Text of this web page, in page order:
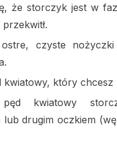
że storczyk jest w
ostre, czyste
kwiatowy, który chcesz
pęd kwiatowy
lub drugim oczkiem